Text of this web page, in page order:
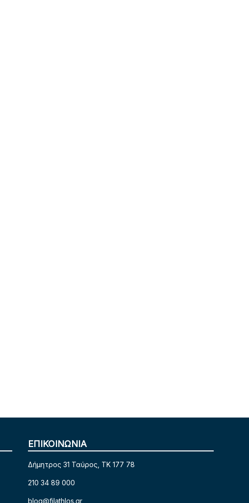
ΕΠΙΚΟΙΝΩΝΙΑ
Δήμητρος 31 Ταύρος, TK 177 78
210 34 89 000
blog@filathlos.gr